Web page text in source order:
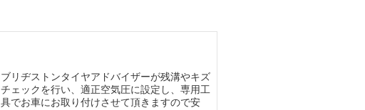
ブリヂストンタイヤアドバイザーが残溝やキズ
チェックを行い、適正空気圧に設定し、専用工
具でお車にお取り付けさせて頂きますので安